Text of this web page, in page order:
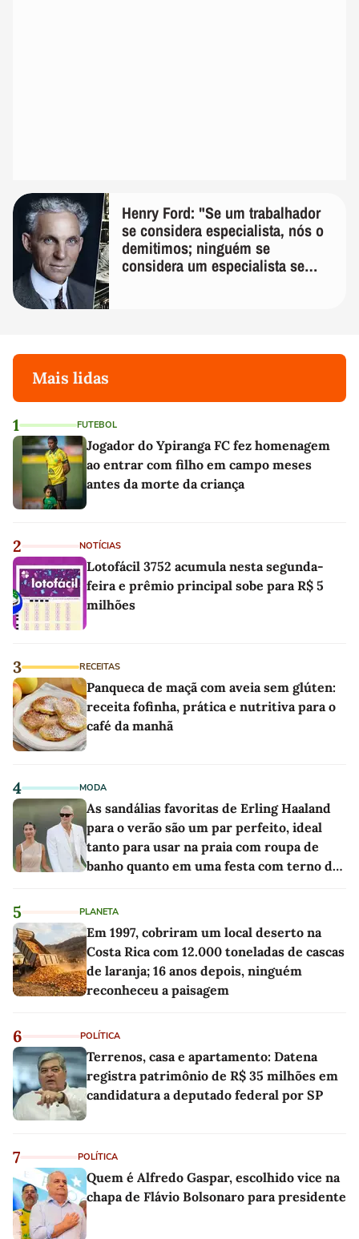
Henry Ford: "Se um trabalhador
se considera especialista, nós o
demitimos; ninguém se
considera um especialista se
Mais lidas
1 FUTEBOL
Jogador do Ypiranga FC fez homenagem
ao entrar com filho em campo meses
antes da morte da criança
2 NOTÍCIAS
Lotofácil 3752 acumula nesta segunda-
feira e prêmio principal sobe para R$ 5
milhões
3 RECEITAS
Panqueca de maçã com aveia sem glúten:
receita fofinha, prática e nutritiva para o
café da manhã
4 MODA
As sandálias favoritas de Erling Haaland
para o verão são um par perfeito, ideal
tanto para usar na praia com roupa de
banho quanto em uma festa com terno de
5 PLANETA
Em 1997, cobriram um local deserto na
Costa Rica com 12.000 toneladas de cascas
de laranja; 16 anos depois, ninguém
reconheceu a paisagem
6 POLÍTICA
Terrenos, casa e apartamento: Datena
registra patrimônio de R$ 35 milhões em
candidatura a deputado federal por SP
7 POLÍTICA
Quem é Alfredo Gaspar, escolhido vice na
chapa de Flávio Bolsonaro para presidente